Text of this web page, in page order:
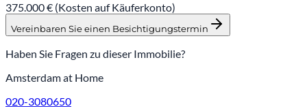
375.000 € (Kosten auf Käuferkonto)
Vereinbaren Sie einen Besichtigungstermin
Haben Sie Fragen zu dieser Immobilie?
Amsterdam at Home
020-3080650